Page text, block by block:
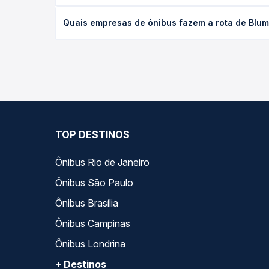
poltrona e a antecedência da compra. Na Quero
Quais empresas de ônibus fazem a rota de
TOP DESTINOS
Ônibus Rio de Janeiro
Ônibus São Paulo
Ônibus Brasília
Ônibus Campinas
Ônibus Londrina
+ Destinos